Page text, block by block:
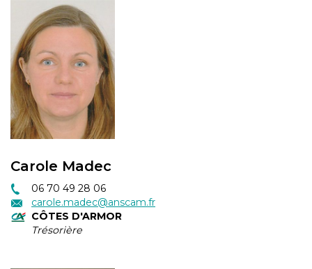
Carole Madec
06 70 49 28 06
carole.madec@anscam.fr
CÔTES D'ARMOR
Trésorière